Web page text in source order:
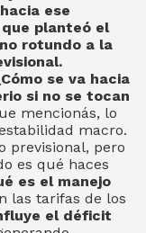
ese
planteó el
rotundo a la
se va hacia
si no se tocan
mencionás, lo
macro.
previsional, pero
es qué haces
es el manejo
las tarifas de los
el déficit